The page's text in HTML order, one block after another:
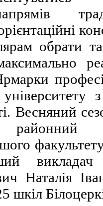
обрати
Весняний
районний
Наталія
шкіл